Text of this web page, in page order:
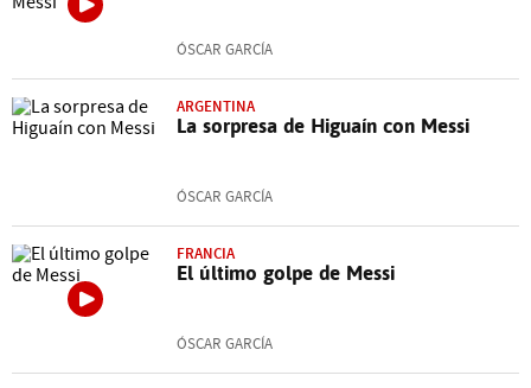
ÓSCAR GARCÍA
ARGENTINA
La sorpresa de Higuaín con Messi
ÓSCAR GARCÍA
FRANCIA
El último golpe de Messi
ÓSCAR GARCÍA